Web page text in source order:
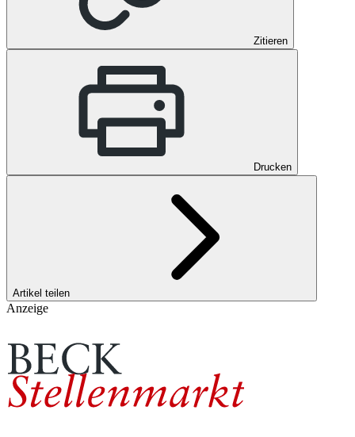
Zitieren
Drucken
Artikel teilen
Anzeige